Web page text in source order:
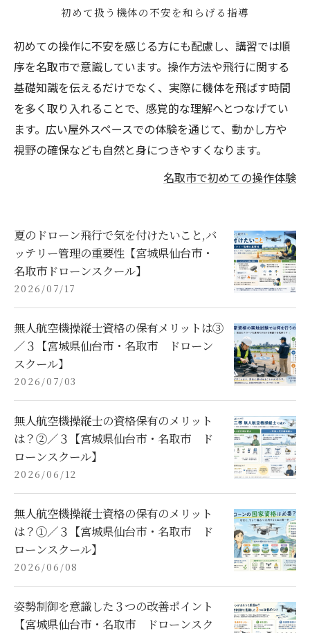
初めて扱う機体の不安を和らげる指導
初めての操作に不安を感じる方にも配慮し、講習では順
序を名取市で意識しています。操作方法や飛行に関する
基礎知識を伝えるだけでなく、実際に機体を飛ばす時間
を多く取り入れることで、感覚的な理解へとつなげてい
ます。広い屋外スペースでの体験を通じて、動かし方や
視野の確保なども自然と身につきやすくなります。
名取市で初めての操作体験
夏のドローン飛行で気を付けたいこと,バ
ッテリー管理の重要性【宮城県仙台市・
名取市ドローンスクール】
2026/07/17
無人航空機操縦士資格の保有メリットは③
／３【宮城県仙台市・名取市 ドローン
スクール】
2026/07/03
無人航空機操縦士の資格保有のメリット
は？②／３【宮城県仙台市・名取市 ド
ローンスクール】
2026/06/12
無人航空機操縦士資格の保有のメリット
は？①／３【宮城県仙台市・名取市 ド
ローンスクール】
2026/06/08
姿勢制御を意識した３つの改善ポイント
【宮城県仙台市・名取市 ドローンスク